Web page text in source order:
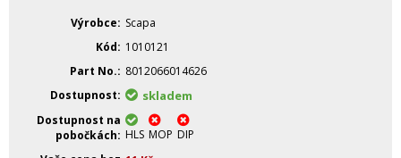
Výrobce
Scapa
Kód
1010121
Part No.
8012066014626
Dostupnost
skladem
Dostupnost na
pobočkách
HLS MOP DIP